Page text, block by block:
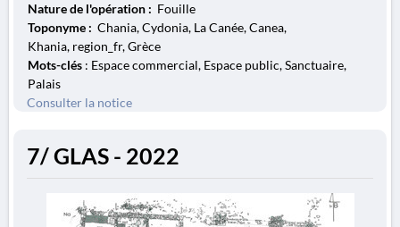
Nature de l'opération : Fouille
Toponyme : Chania, Cydonia, La Canée, Canea,
Khania, region_fr, Grèce
Mots-clés : Espace commercial, Espace public, Sanctuaire,
Palais
Consulter la notice
7/ GLAS - 2022